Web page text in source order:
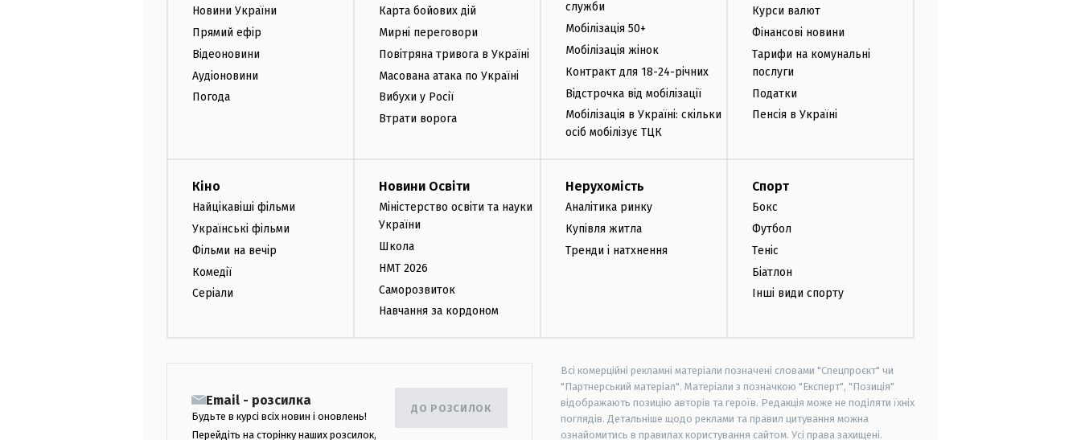
Новини України
Прямий ефір
Відеоновини
Аудіоновини
Погода
Карта бойових дій
Мирні переговори
Повітряна тривога в Україні
Масована атака по Україні
Вибухи у Росії
Втрати ворога
служби
Мобілізація 50+
Мобілізація жінок
Контракт для 18-24-річних
Відстрочка від мобілізації
Мобілізація в Україні: скільки
осіб мобілізує ТЦК
Курси валют
Фінансові новини
Тарифи на комунальні
послуги
Податки
Пенсія в Україні
Кіно
Найцікавіші фільми
Українські фільми
Фільми на вечір
Комедії
Серіали
Новини Освіти
Міністерство освіти та науки
України
Школа
НМТ 2026
Саморозвиток
Навчання за кордоном
Нерухомість
Аналітика ринку
Купівля житла
Тренди і натхнення
Спорт
Бокс
Футбол
Теніс
Біатлон
Інші види спорту
Email - розсилка
Будьте в курсі всіх новин і оновлень!
Перейдіть на сторінку наших розсилок,
ДО РОЗСИЛОК
Всі комерційні рекламні матеріали позначені словами "Спецпроєкт" чи
"Партнерський матеріал". Матеріали з позначкою "Експерт", "Позиція"
відображають позицію авторів та героїв. Редакція може не поділяти їхніх
поглядів. Детальніше щодо реклами та правил цитування можна
ознайомитись в правилах користування сайтом. Усі права захищені.